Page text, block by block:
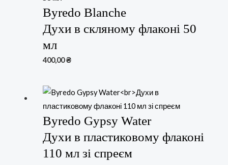
Byredo Blanche
Духи в скляному флаконі 50
мл
400,00₴
Byredo Gypsy Water
Духи в пластиковому флаконі
110 мл зі спреєм